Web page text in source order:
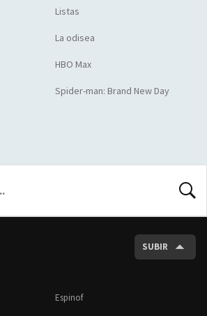
Listas
La odisea
HBO Max
Spider-man: Brand New Day
SUBIR
Espinof